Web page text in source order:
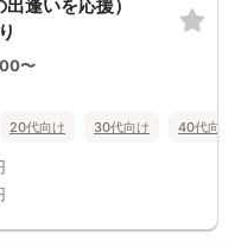
出逢いを応援）
〜
20代向け 30代向け 40代向け